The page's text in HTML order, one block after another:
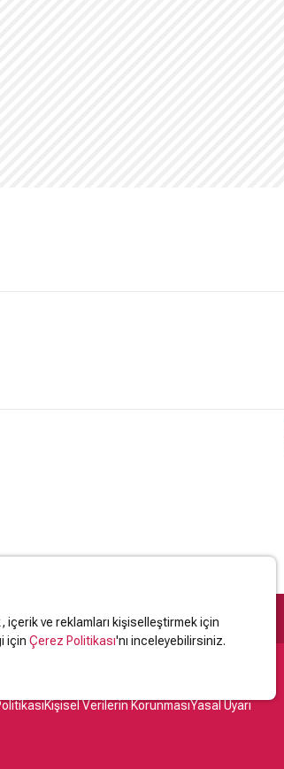
içerik ve reklamları kişiselleştirmek için
için Çerez Politikası'nı inceleyebilirsiniz.
Kişisel Verilerin KorunmasıYasal Uyarı